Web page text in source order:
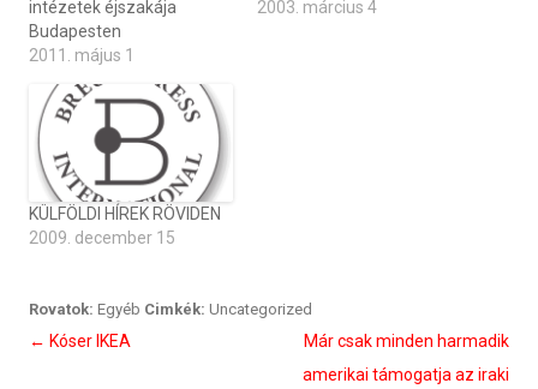
intézetek éjszakája
Budapesten
2011. május 1
2003. március 4
KÜLFÖLDI HÍREK RÖVIDEN
2009. december 15
Rovatok: Egyéb Cimkék: Uncategorized
Bejegyzés
← Kóser IKEA
Már csak minden harmadik
amerikai támogatja az iraki